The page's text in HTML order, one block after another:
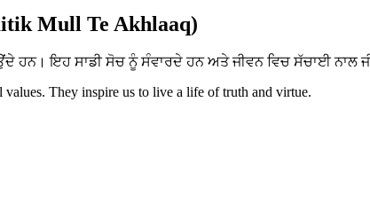
Mull Te Akhlaaq)
ਇਹ ਸਾਡੀ ਸੋਚ ਨੂੰ ਸੰਵਾਰਦੇ ਹਨ ਅਤੇ ਜੀਵਨ ਵਿਚ ਸੱਚਾਈ ਨਾਲ
values. They inspire us to live a life of truth and virtue.